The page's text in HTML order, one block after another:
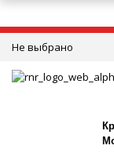
Не выбрано